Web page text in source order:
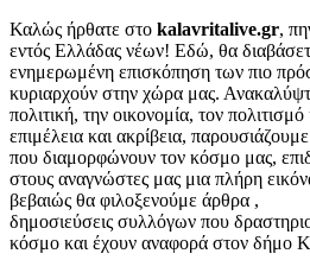
Καλώς ήρθατε στο kalavritalive.gr,
εντός Ελλάδας νέων! Εδώ, θα
ενημερωμένη επισκόπηση των πιο
κυριαρχούν στην χώρα μας.
πολιτική, την οικονομία, τον
επιμέλεια και ακρίβεια,
που διαμορφώνουν τον κόσμο μας,
στους αναγνώστες μας μια πλήρη
βεβαιώς θα φιλοξενούμε άρθρα ,
δημοσιεύσεις συλλόγων που
κόσμο και έχουν αναφορά στον δήμο